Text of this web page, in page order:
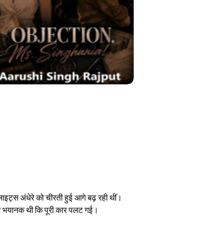
अंधेरे को चीरती हुई आगे बढ़ रही थीं।
थी कि पूरी कार पलट गई।